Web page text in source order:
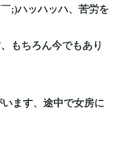
;)ハッハッハ、苦労を
もちろん今でもあり
ます、途中で女房に